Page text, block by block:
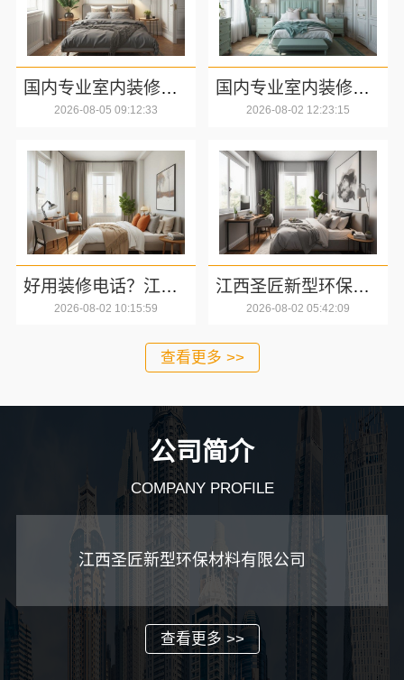
国内专业室内装修费用预算咨询江西圣匠新型环保材料有限公司
2026-08-05 09:12:33
国内专业室内装修费用预算，江西圣匠新型环保材料有限公司
2026-08-02 12:23:15
好用装修电话？江西圣匠新型环保材料有限公司为您服务
2026-08-02 10:15:59
江西圣匠新型环保材料有限公司本地专业室内装修优势详解
2026-08-02 05:42:09
查看更多 >>
公司简介
COMPANY PROFILE
江西圣匠新型环保材料有限公司
查看更多 >>